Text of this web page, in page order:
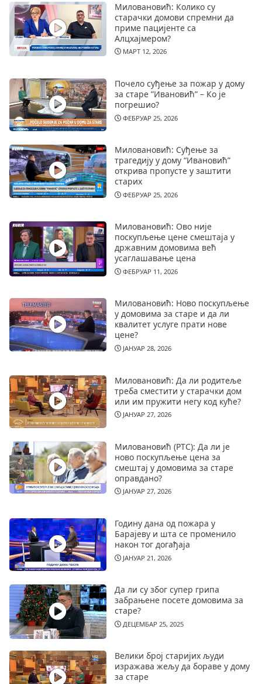
Миловановић: Колико су
старачки домови спремни да
приме пацијенте са
Алцхајмером?
МАРТ 12, 2026
Почело суђење за пожар у дому
за старе ”Ивановић” – Ко је
погрешио?
ФЕБРУАР 25, 2026
Миловановић: Суђење за
трагедију у дому “Ивановић”
открива пропусте у заштити
старих
ФЕБРУАР 25, 2026
Миловановић: Ово није
поскупљење цене смештаја у
државним домовима већ
усаглашавање цена
ФЕБРУАР 11, 2026
Миловановић: Ново поскупљење
у домовима за старе и да ли
квалитет услуге прати нове
цене?
ЈАНУАР 28, 2026
Миловановић: Да ли родитеље
треба сместити у старачки дом
или им пружити негу код куће?
ЈАНУАР 27, 2026
Миловановић (РТС): Да ли је
ново поскупљење цена за
смештај у домовима за старе
оправдано?
ЈАНУАР 27, 2026
Годину дана од пожара у
Барајеву и шта се променило
након тог догађаја
ЈАНУАР 21, 2026
Да ли су због супер грипа
забрањене посете домовима за
старе?
ДЕЦЕМБАР 25, 2025
Велики број старијих људи
изражава жељу да бораве у дому
за старе